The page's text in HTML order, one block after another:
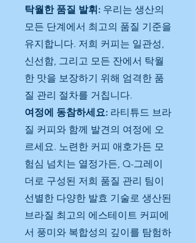
탁월한 품질 발휘: 우리는 생산의
모든 단계에서 최고의 품질 기준을
유지합니다. 저희 커피는 일관성,
신선함, 그리고 모든 잔에서 탁월
한 맛을 보장하기 위해 엄격한 품
질 관리 절차를 거칩니다.
여정에 동참하세요: 라티튜드 브라
질 커피와 함께 발견의 여정에 오
르세요. 노련한 커피 애호가든 모
험심 넘치는 열정가든, Q-그레이
더로 구성된 저희 품질 관리 팀이
선별한 다양한 발효 기술로 생산된
브라질 최고의 에스테이트 커피에
서 풍미와 복합성의 깊이를 탐험하